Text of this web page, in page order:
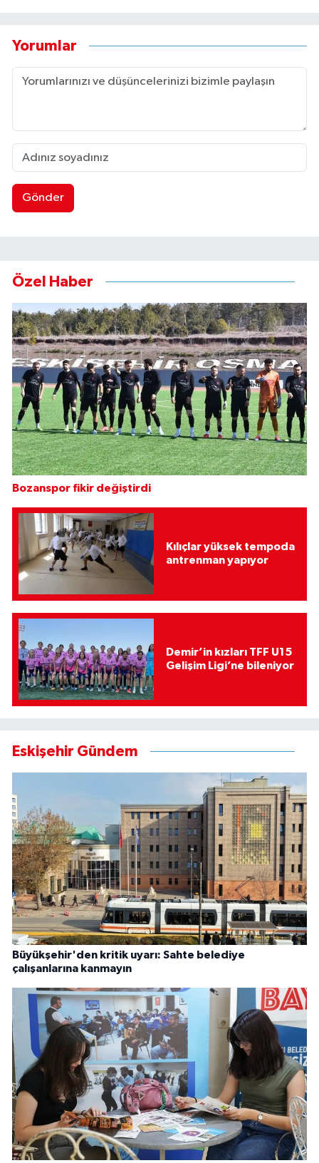
Yorumlar
Gönder
Özel Haber
Bozanspor fikir değiştirdi
Kılıçlar yüksek tempoda
antrenman yapıyor
Demir’in kızları TFF U15
Gelişim Ligi’ne bileniyor
Eskişehir Gündem
Büyükşehir'den kritik uyarı: Sahte belediye
çalışanlarına kanmayın